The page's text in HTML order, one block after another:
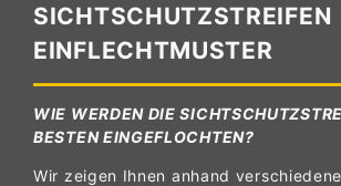
SICHTSCHUTZSTREIFEN
EINFLECHTMUSTER
WIE WERDEN DIE
BESTEN EINGEFLOCHTEN?
Wir zeigen Ihnen anhand